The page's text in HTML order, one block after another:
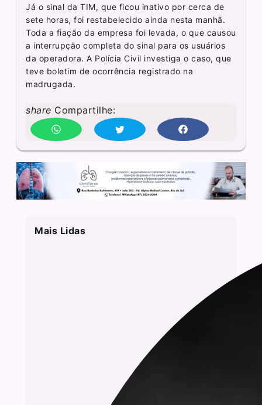
Já o sinal da TIM, que ficou inativo por cerca de
sete horas, foi restabelecido ainda nesta manhã.
Toda a fiação da empresa foi levada, o que causou
a interrupção completa do sinal para os usuários
da operadora. A Polícia Civil investiga o caso, que
teve boletim de ocorrência registrado na
madrugada.
share Compartilhe:
Mais Lidas